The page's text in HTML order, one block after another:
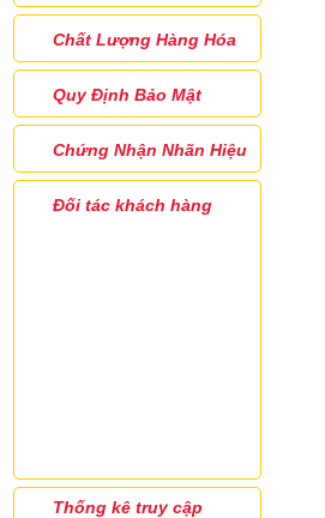
Chất Lượng Hàng Hóa
Quy Định Bảo Mật
Chứng Nhận Nhãn Hiệu
Đối tác khách hàng
Thống kê truy cập